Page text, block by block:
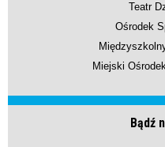
Teatr
Ośrodek
Miejski
Bądź